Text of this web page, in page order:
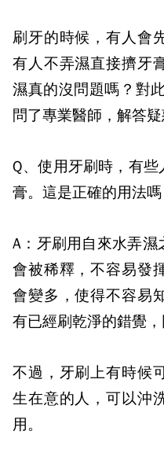
刷牙的時候，有人會
有人不弄濕直接擠牙
濕真的沒問題嗎？ 對
問了專業醫師，解答疑
Q、使用牙刷時，有
膏。這是正確的用法
A ： 牙刷用自來水弄濕
會被稀釋，不容易發
會變多，使得不容易
有已經刷乾淨的錯覺，
不過，牙刷上有時候
生在意的人，可以沖
用。